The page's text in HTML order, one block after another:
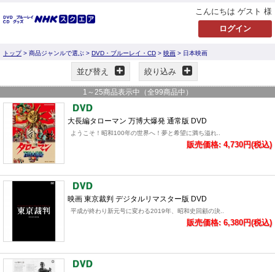
こんにちは ゲスト 様
トップ> 商品ジャンルで選ぶ > DVD・ブルーレイ・CD > 映画 > 日本映画
並び替え 絞り込み
1 ～ 25商品表示中（全99商品中）
大長編タローマン 万博大爆発 通常版 DVD
ようこそ！昭和100年の世界へ！夢と希望に満ち溢れ..
販売価格: 4,730円(税込)
映画 東京裁判 デジタルリマスター版 DVD
平成が終わり新元号に変わる2019年、昭和史回顧の決..
販売価格: 6,380円(税込)